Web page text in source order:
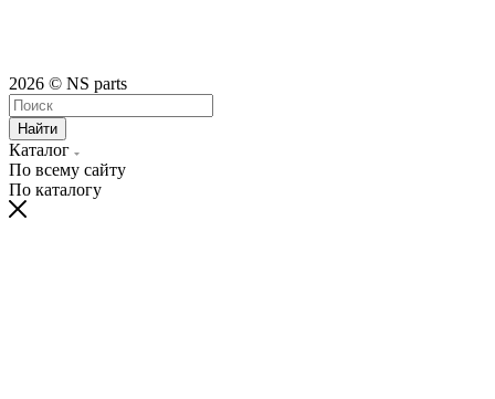
2026 © NS parts
Найти
Каталог
По всему сайту
По каталогу